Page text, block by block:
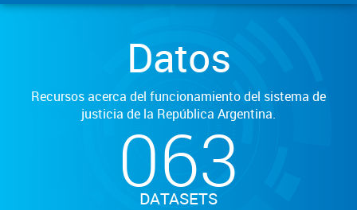
Datos
Recursos acerca del funcionamiento del sistema de
justicia de la República Argentina.
063
DATASETS